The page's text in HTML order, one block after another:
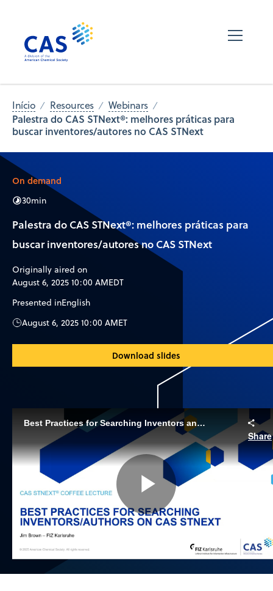
Início Resources Webinars
Palestra do CAS STNext®: melhores práticas para
buscar inventores/autores no CAS STNext
On demand
30min
Palestra do CAS STNext®: melhores práticas para
buscar inventores/autores no CAS STNext
Originally aired on
August 6, 2025 10:00 AMEDT
Presented inEnglish
August 6, 2025 10:00 AMET
Download slides
Best Practices for Searching Inventors and Authors in CAS STNext
Share
Play
Video